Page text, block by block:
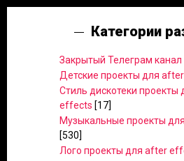
Категории
Закрытый Телеграм канал
Детские проекты для
Стиль дискотеки проекты
effects [17]
Музыкальные проекты
[530]
Лого проекты для after